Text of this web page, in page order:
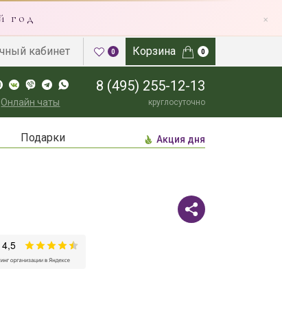
год ×
кабинет 0 Корзина 0
Онлайн чаты
8 (495) 255-12-13
круглосуточно
Подарки Акция дня